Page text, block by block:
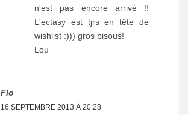
n'est pas encore arrivé !!
L'ectasy est tjrs en tête de
wishlist :))) gros bisous!
Lou
Flo
16 SEPTEMBRE 2013 À 20:28